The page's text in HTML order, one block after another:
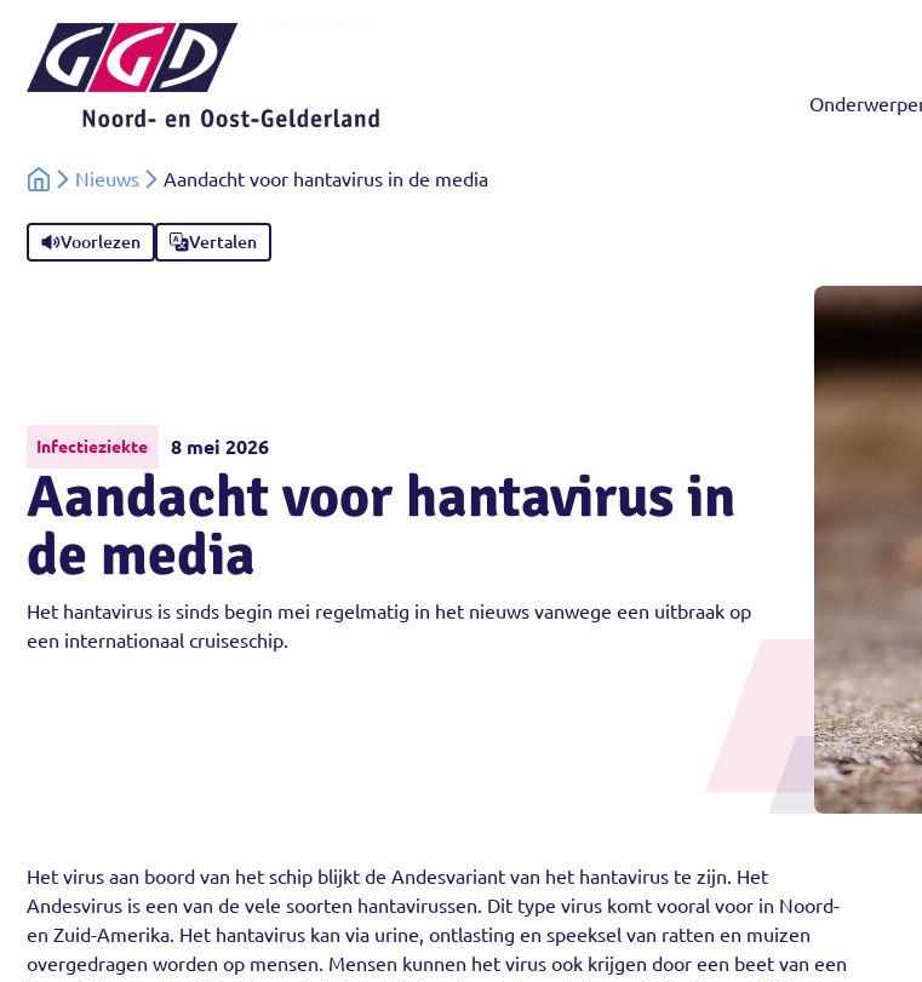
Nieuws Aandacht voor hantavirus in de media
Voorlezen Vertalen
Infectieziekte 8 mei 2026
Aandacht voor hantavirus in
de media
Het hantavirus is sinds begin mei regelmatig in het nieuws vanwege een uitbraak op
een internationaal cruiseschip.
Het virus aan boord van het schip blijkt de Andesvariant van het hantavirus te zijn. Het
Andesvirus is een van de vele soorten hantavirussen. Dit type virus komt vooral voor in Noord-
en Zuid-Amerika. Het hantavirus kan via urine, ontlasting en speeksel van ratten en muizen
overgedragen worden op mensen. Mensen kunnen het virus ook krijgen door een beet van een